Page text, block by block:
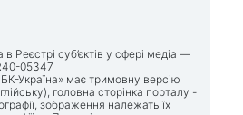
в Реєстрі суб’єктів у сфері медіа —
05347
Україна» має тримовну версію
головна сторінка порталу -
зображення належать їх